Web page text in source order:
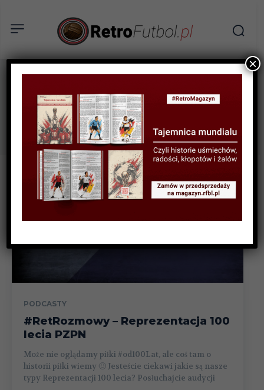
Tag: Retrozmowy
PODCASTY
#RetRozmowy – Reprezentacja 100
lecia PZPN
Może nie oglądamy piłki #od100Lat, ale coś tam o
historii piłki wiemy 🙂 Jesteście ciekawi jakie są nasze
typy Reprezentacji 100 lecia? Posłuchajcie audycji
×